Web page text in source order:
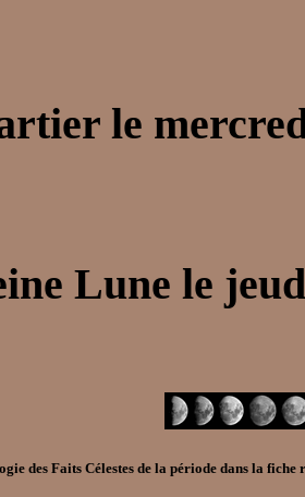
le
Lune le
des Faits Célestes de la période dans la fiche